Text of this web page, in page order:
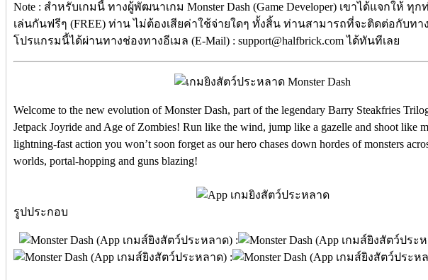
Note : สำหรับเกมนี้ ทางผู้พัฒนาเกม Monster Dash (Game Developer) เขาได้แจกให้ ทุ
เล่นกันฟรีๆ (FREE) ท่าน ไม่ต้องเสียค่าใช้จ่ายใดๆ ทั้งสิ้น ท่านสามารถที่จะติดต่อกับท
โปรแกรมนี้ได้ผ่านทางช่องทางอีเมล (E-Mail) : support@halfbrick.com ได้ทันทีเลย
Welcome to the new evolution of Monster Dash, part of the legendary Barry Steakfries
Jetpack Joyride and Age of Zombies! Run like the wind, jump like a gazelle and shoot like
lightning-fast action you won’t soon forget as our hero chases down hordes of monsters
worlds, portal-hopping and guns blazing!
รูปประกอบ